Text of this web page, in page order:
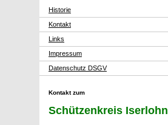
Historie
Kontakt
Links
Impressum
Datenschutz DSGV
Kontakt zum
Schützenkreis Iserlohn